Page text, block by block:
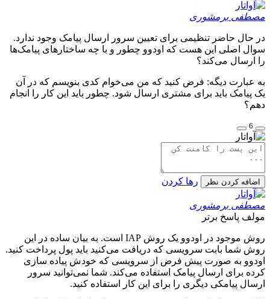
مصطفی برمشوری
در حال حاضر تنظیمی برای تعیین سرور ارسال پیامک وجود ندارد.
سوال اصلی این هست که اودوو چطور و با چه ساختارهای پیامک‌ها
را ارسال می‌کند؟
به عبارت دیگه: فرض کنید که من می‌خوام کدی بنویسم که در آن
یک پیامک باید برای مشتری ارسال شود. چطور باید این کار را انجام
دهم؟
6
اضافه کردن نظر رها کردن
مصطفی برمشوری
مولف پاسخ برتر
روش موجود در اودوو یک روش IAP است. به بیان ساده در این
روش شما بابت سرویسی که دریافت می‌کنید باید پول پرداخت کنید.
اودوو به صورت پیش فرض از سرویسی که خودش پیاده سازی
کرده برای ارسال پیامک استفاده می‌کند. شما نمی‌توانید سرور
ارسال پیامکی دیگری را برای این کار استفاده کنید.